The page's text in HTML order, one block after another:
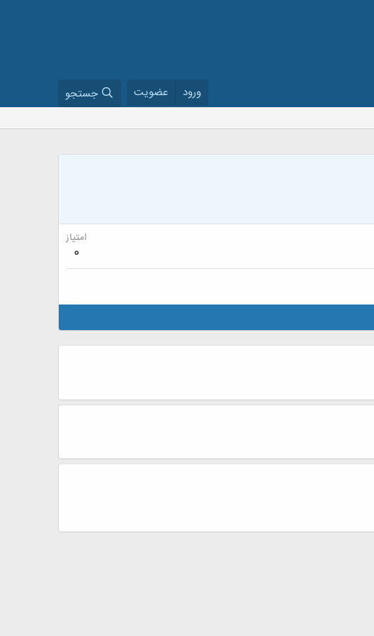
ورود عضویت جستجو
امتیاز
0